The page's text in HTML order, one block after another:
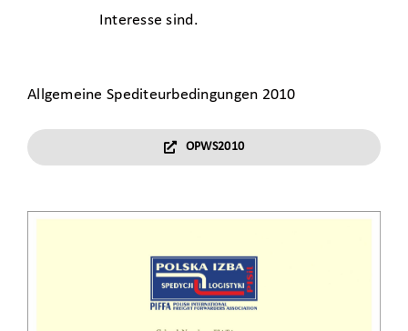
Interesse sind.
Allgemeine Spediteurbedingungen 2010
OPWS2010